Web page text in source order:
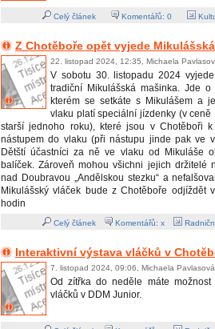
Celý článek Komentářů: 0
Z Chotěboře opět vyjede
22. listopad 2024, 12:35, Michaela
V sobotu 30. listopadu 2024
tradiční Mikulášská mašinka. Jde
kterém se setkáte s Mikulášem a
vlaku platí speciální jízdenky (v ceně
starší jednoho roku), které jsou v Chotěboři
nástupem do vlaku (při nástupu jinde pak ve
Dětští účastníci za ně ve vlaku od Mikuláše
balíček. Zároveň mohou všichni jejich držitelé
nad Doubravou „Andělskou stezku“ a
Mikulášský vláček bude z Chotěboře odjíždět
hodin
Celý článek Komentářů: x
Interaktivní výstava vláčků v
7. listopad 2024, 09:06, Michaela Pavlasová
Od zítřka do neděle máte možnost
vláčků v DDM Junior.